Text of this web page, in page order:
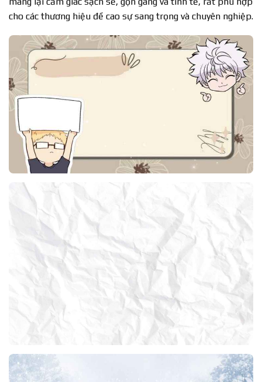
cho các thương hiệu đề cao sự sang trọng và chuyên nghiệp.